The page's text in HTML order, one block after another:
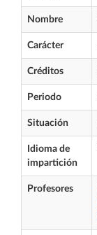
Nombre
Carácter
Créditos
Periodo
Situación
Idioma de
impartición
Profesores